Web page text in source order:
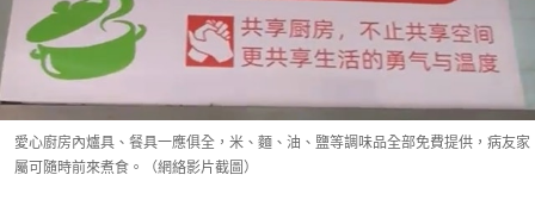
愛心廚房內爐具、餐具一應俱全，米、麵、油、鹽等調味品全部免費提供，病友家
屬可隨時前來煮食。（網絡影片截圖）